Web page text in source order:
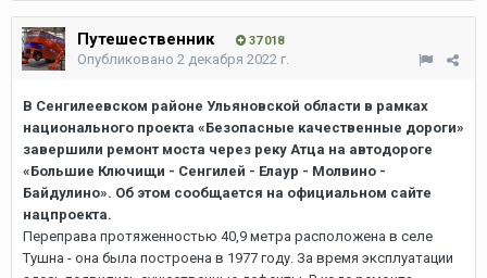
Путешественник 37 018
Опубликовано 2 декабря 2022 г.
В Сенгилеевском районе Ульяновской области в рамках
национального проекта «Безопасные качественные дороги»
завершили ремонт моста через реку Атца на автодороге
«Большие Ключищи - Сенгилей - Елаур - Молвино -
Байдулино». Об этом сообщается на официальном сайте
нацпроекта.
Переправа протяженностью 40,9 метра расположена в селе
Тушна - она была построена в 1977 году. За время эксплуатации